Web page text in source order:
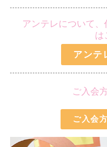
アンテレについて
は
アンテ
ご入会
ご入会